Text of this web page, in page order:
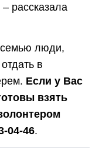
– рассказала
семью люди,
в
Если у Вас
взять
04-46.